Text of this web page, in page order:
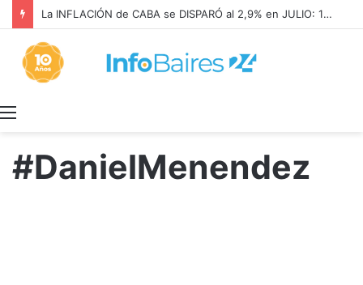
La INFLACIÓN de CABA se DISPARÓ al 2,9% en JULIO: 19,4% en 2026
#DanielMenendez